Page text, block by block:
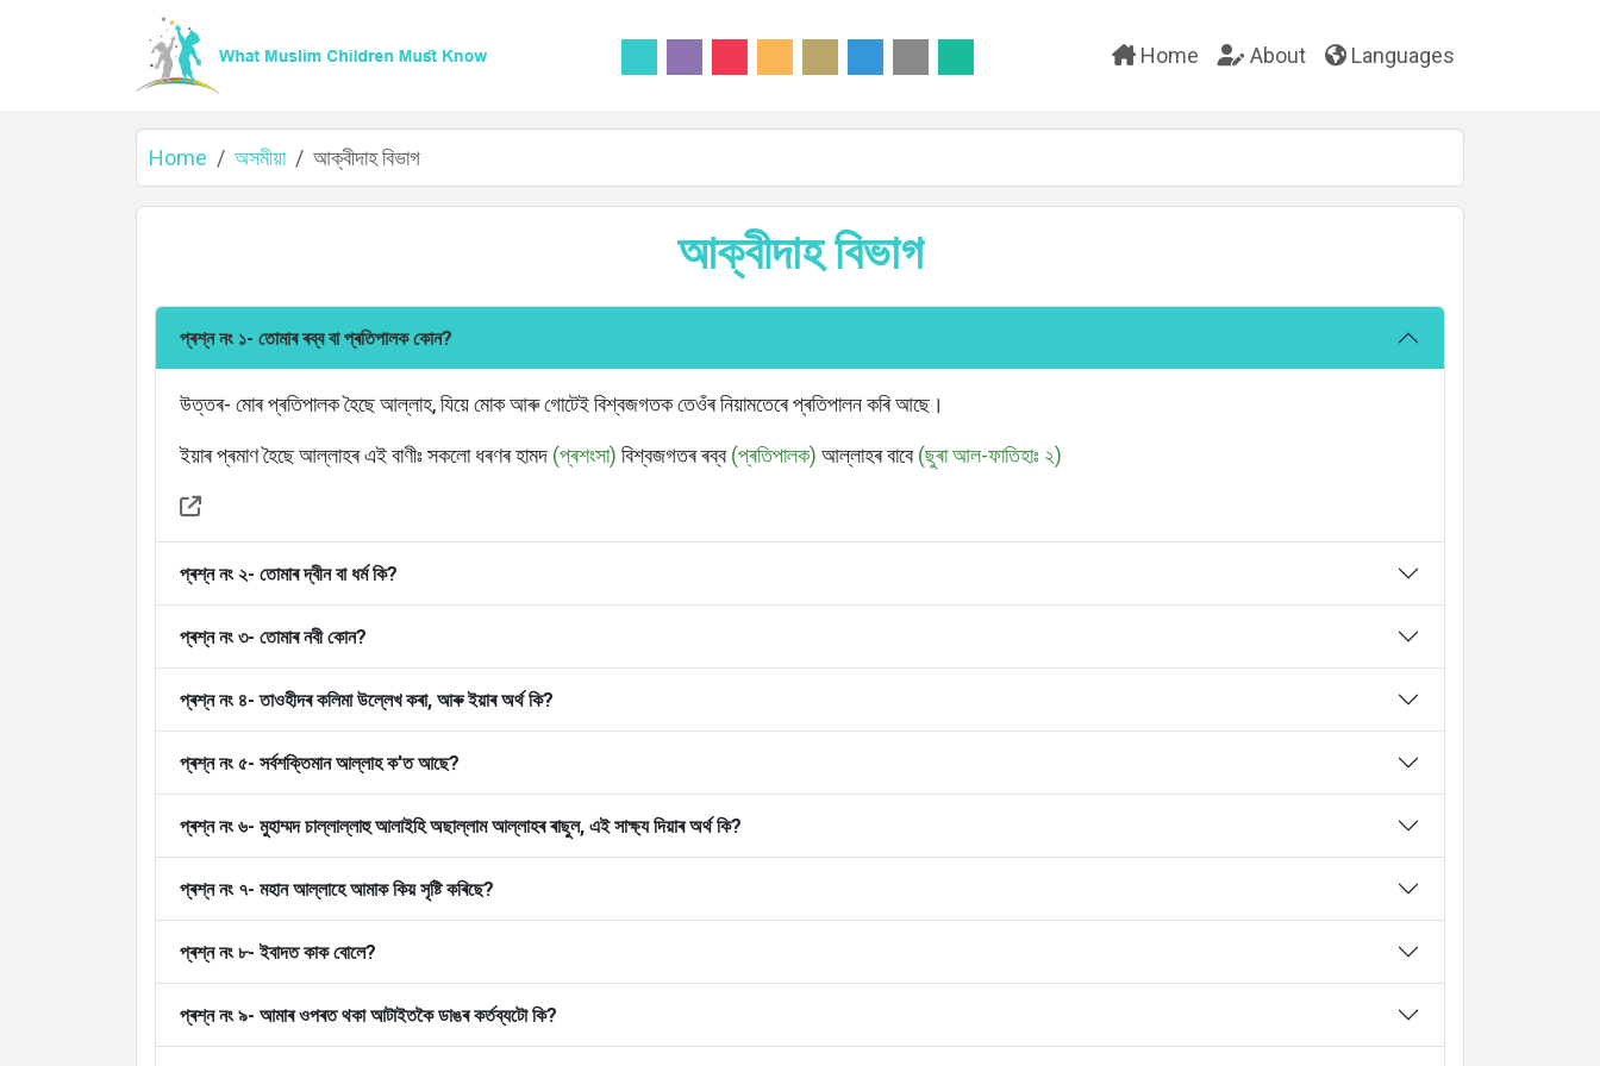
Languages
Home About Languages
Home অসমীয়া আক্বীদাহ বিভাগ
আক্বীদাহ বিভাগ
প্ৰশ্ন নং ১- তোমাৰ ৰব্ব বা প্ৰতিপালক কোন?
উত্তৰ- মোৰ প্ৰতিপালক হৈছে আল্লাহ, যিয়ে মোক আৰু গোটেই বিশ্বজগতক তেওঁৰ নিয়ামতেৰে প্ৰতিপালন কৰি আছে।
ইয়াৰ প্ৰমাণ হৈছে আল্লাহৰ এই বাণীঃ সকলো ধৰণৰ হামদ (প্ৰশংসা) বিশ্বজগতৰ ৰব্ব(প্ৰতিপালক) আল্লাহৰ বাবে(ছুৰা আল-ফাতিহাঃ ২)
প্ৰশ্ন নং ২- তোমাৰ দ্বীন বা ধৰ্ম কি?
প্ৰশ্ন নং ৩- তোমাৰ নবী কোন?
প্ৰশ্ন নং ৪- তাওহীদৰ কলিমা উল্লেখ কৰা, আৰু ইয়াৰ অৰ্থ কি?
প্ৰশ্ন নং ৫- সৰ্বশক্তিমান আল্লাহ ক'ত আছে?
প্ৰশ্ন নং ৬- মুহাম্মদ চাল্লাল্লাহু আলাইহি অছাল্লাম আল্লাহৰ ৰাছুল, এই সাক্ষ্য দিয়াৰ অৰ্থ কি?
প্ৰশ্ন নং ৭- মহান আল্লাহে আমাক কিয় সৃষ্টি কৰিছে?
প্ৰশ্ন নং ৮- ইবাদত কাক বোলে?
প্ৰশ্ন নং ৯- আমাৰ ওপৰত থকা আটাইতকৈ ডাঙৰ কৰ্তব্যটো কি?